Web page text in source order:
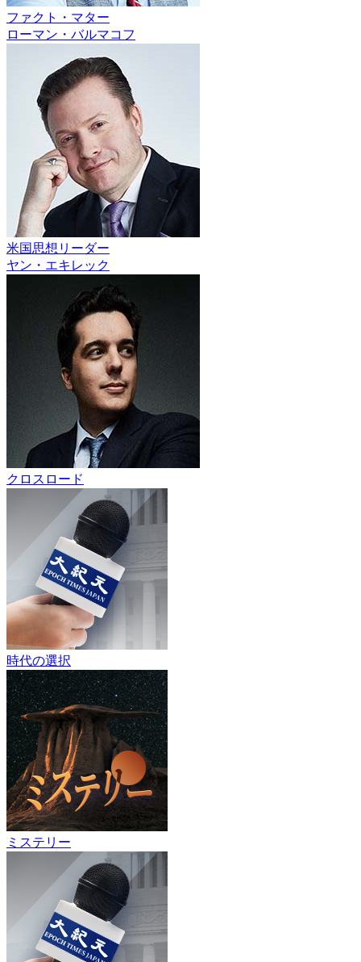
ファクト・マター
ローマン・バルマコフ
米国思想リーダー
ヤン・エキレック
クロスロード
時代の選択
ミステリー